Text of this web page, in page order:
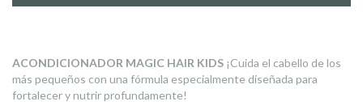
ACONDICIONADOR MAGIC HAIR KIDS ¡Cuida el cabello de los
más pequeños con una fórmula especialmente diseñada para
fortalecer y nutrir profundamente!